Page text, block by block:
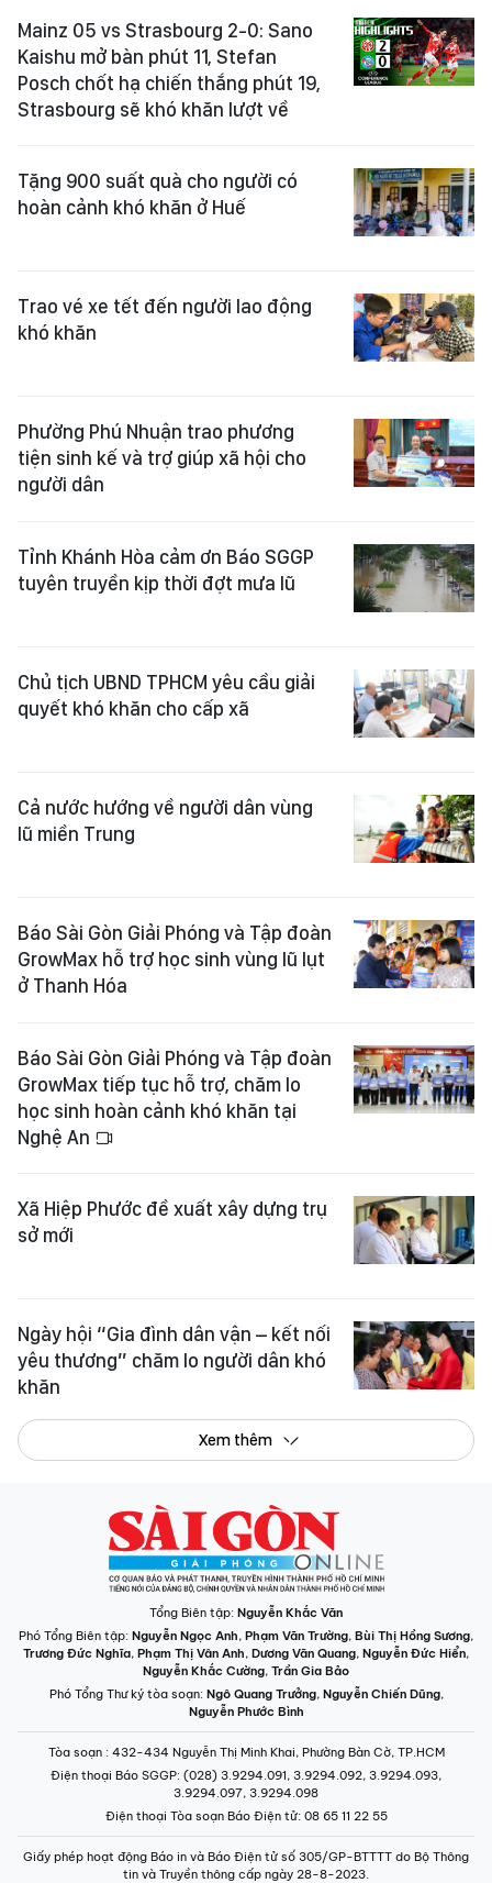
Mainz 05 vs Strasbourg 2-0: Sano
Kaishu mở bàn phút 11, Stefan
Posch chốt hạ chiến thắng phút 19,
Strasbourg sẽ khó khăn lượt về
Tặng 900 suất quà cho người có
hoàn cảnh khó khăn ở Huế
Trao vé xe tết đến người lao động
khó khăn
Phường Phú Nhuận trao phương
tiện sinh kế và trợ giúp xã hội cho
người dân
Tỉnh Khánh Hòa cảm ơn Báo SGGP
tuyên truyền kịp thời đợt mưa lũ
Chủ tịch UBND TPHCM yêu cầu giải
quyết khó khăn cho cấp xã
Cả nước hướng về người dân vùng
lũ miền Trung
Báo Sài Gòn Giải Phóng và Tập đoàn
GrowMax hỗ trợ học sinh vùng lũ lụt
ở Thanh Hóa
Báo Sài Gòn Giải Phóng và Tập đoàn
GrowMax tiếp tục hỗ trợ, chăm lo
học sinh hoàn cảnh khó khăn tại
Nghệ An
Xã Hiệp Phước đề xuất xây dựng trụ
sở mới
Ngày hội “Gia đình dân vận – kết nối
yêu thương” chăm lo người dân khó
khăn
Xem thêm
Tổng Biên tập: Nguyễn Khắc Văn
Phó Tổng Biên tập: Nguyễn Ngọc Anh, Phạm Văn Trường, Bùi Thị Hồng Sương,
Trương Đức Nghĩa, Phạm Thị Vân Anh, Dương Văn Quang, Nguyễn Đức Hiển,
Nguyễn Khắc Cường, Trần Gia Bảo
Phó Tổng Thư ký tòa soạn: Ngô Quang Trưởng, Nguyễn Chiến Dũng,
Nguyễn Phước Bình
Tòa soạn : 432-434 Nguyễn Thị Minh Khai, Phường Bàn Cờ, TP.HCM
Điện thoại Báo SGGP: (028) 3.9294.091, 3.9294.092, 3.9294.093,
3.9294.097, 3.9294.098
Điện thoại Tòa soạn Báo Điện tử: 08 65 11 22 55
Giấy phép hoạt động Báo in và Báo Điện tử số 305/GP-BTTTT do Bộ Thông
tin và Truyền thông cấp ngày 28-8-2023.